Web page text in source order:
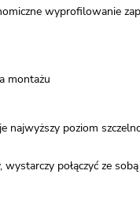
wyprofilowanie
montażu
najwyższy poziom
połączyć ze